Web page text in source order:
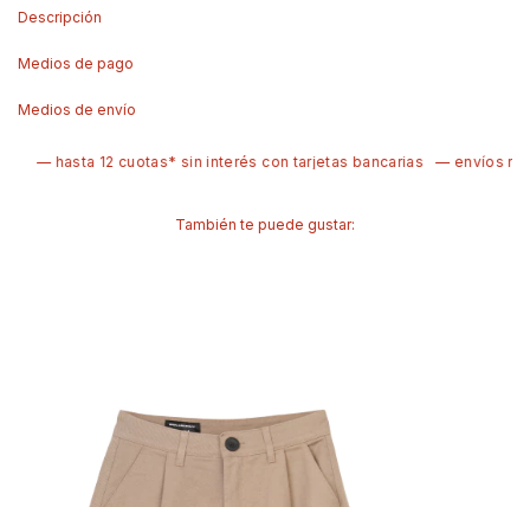
Descripción
Medios de pago
Medios de envío
— hasta 12 cuotas* sin interés con tarjetas bancarias — envíos
También te puede gustar: